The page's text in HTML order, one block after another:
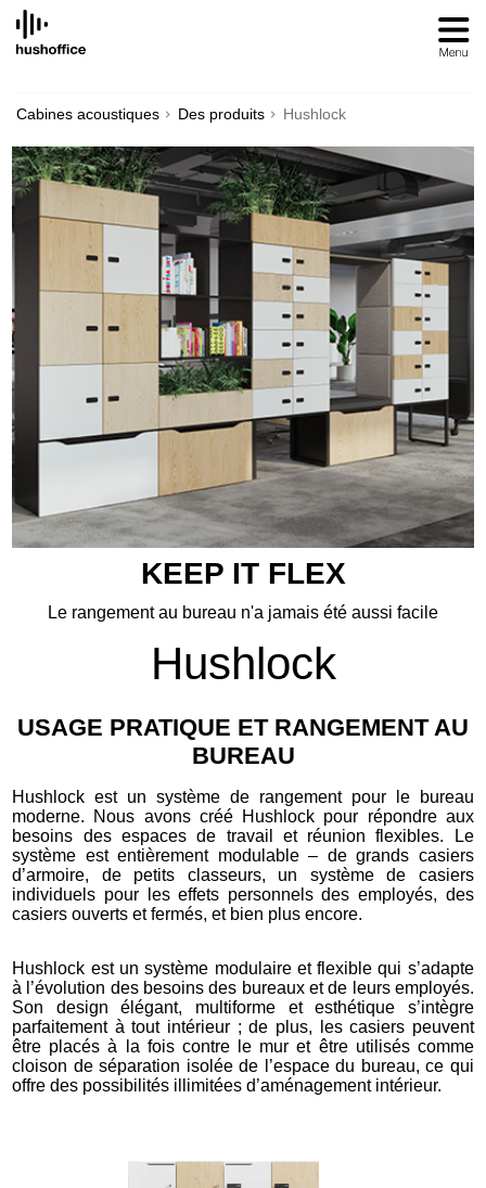
SKIP
CONTENT
Cabines acoustiques Des produits Hushlock
KEEP ITFLEX
Le rangement au bureau n'a jamais été aussi facile
Hushlock
USAGE PRATIQUE ET RANGEMENT AU
BUREAU
Hushlock est un système de rangement pour le bureau
moderne. Nous avons créé Hushlock pour répondre aux
besoins des espaces de travail et réunion flexibles. Le
système est entièrement modulable – de grands casiers
d’armoire, de petits classeurs, un système de casiers
individuels pour les effets personnels des employés, des
casiers ouverts et fermés, et bien plus encore.
Hushlock est un système modulaire et flexible qui s’adapte
à l’évolution des besoins des bureaux et de leurs employés.
Son design élégant, multiforme et esthétique s’intègre
parfaitement à tout intérieur ; de plus, les casiers peuvent
être placés à la fois contre le mur et être utilisés comme
cloison de séparation isolée de l’espace du bureau, ce qui
offre des possibilités illimitées d’aménagement intérieur.